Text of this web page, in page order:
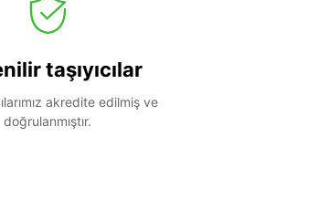
taşıyıcılar
akredite edilmiş ve
doğrulanmıştır.